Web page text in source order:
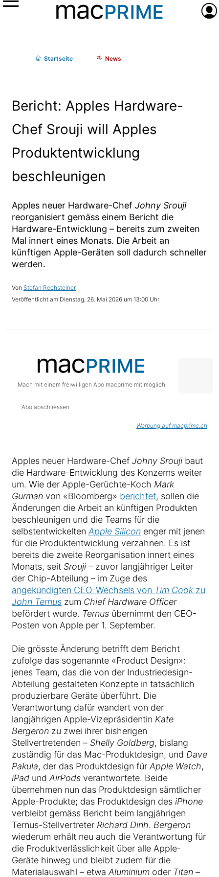
Menü
Startseite News
Bericht: Apples Hardware-
Chef Srouji will Apples
Produktentwicklung
beschleunigen
Apples neuer Hardware-Chef Johny Srouji
reorganisiert gemäss einem Bericht die
Hardware-Entwicklung – bereits zum zweiten
Mal innert eines Monats. Die Arbeit an
künftigen Apple-Geräten soll dadurch schneller
werden.
Stefan Rechsteiner
Dienstag, 26. Mai 2026 um 13:00 Uhr
Mach mit einem freiwilligen Abo macprime mit möglich.
Abo abschliessen
Werbung auf macprime.ch
Apples neuer Hardware-Chef Johny Srouji baut
die Hardware-Entwicklung des Konzerns weiter
um. Wie der Apple-Gerüchte-Koch Mark
Gurman von «Bloomberg» berichtet, sollen die
Änderungen die Arbeit an künftigen Produkten
beschleunigen und die Teams für die
selbstentwickelten Apple Silicon enger mit jenen
für die Produktentwicklung verzahnen. Es ist
bereits die zweite Reorganisation innert eines
Monats, seit Srouji – zuvor langjähriger Leiter
der Chip-Abteilung – im Zuge des
angekündigten CEO-Wechsels von Tim Cookzu
John Ternus zum Chief Hardware Officer
befördert wurde. Ternus übernimmt den CEO-
Posten von Apple per 1. September.
Die grösste Änderung betrifft dem Bericht
zufolge das sogenannte «Product Design»:
jenes Team, das die von der Industriedesign-
Abteilung gestalteten Konzepte in tatsächlich
produzierbare Geräte überführt. Die
Verantwortung dafür wandert von der
langjährigen Apple-Vizepräsidentin Kate
Bergeron zu zwei ihrer bisherigen
Stellvertretenden – Shelly Goldberg, bislang
zuständig für das Mac-Produktdesign, und Dave
Pakula, der das Produktdesign für Apple Watch,
iPad und AirPods verantwortete. Beide
übernehmen nun das Produktdesign sämtlicher
Apple-Produkte; das Produktdesign des iPhone
verbleibt gemäss Bericht beim langjährigen
Ternus-Stellvertreter Richard Dinh. Bergeron
wiederum erhält neu auch die Verantwortung für
die Produktverlässlichkeit über alle Apple-
Geräte hinweg und bleibt zudem für die
Materialauswahl – etwa Aluminium oder Titan –